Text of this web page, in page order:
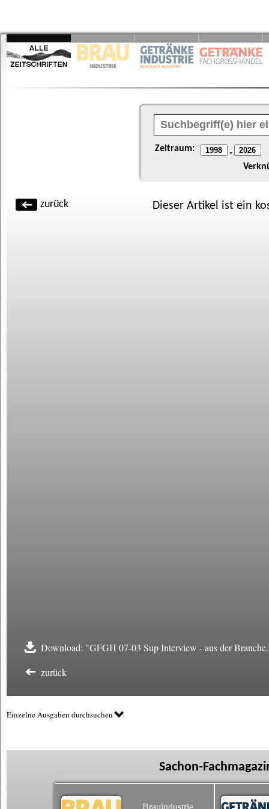
Zeitraum: -
zurück Dieser Artikel ist ein
Download: "GFGH 07-03 Sup Interview - aus der
zurück
Einzelne Ausgaben durchsuchen
Sachon-
Brauindustrie